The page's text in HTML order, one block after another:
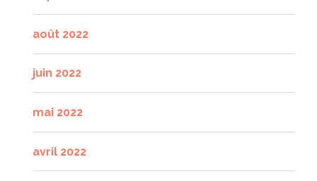
août 2022
juin 2022
mai 2022
avril 2022